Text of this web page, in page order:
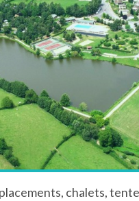
chalets,